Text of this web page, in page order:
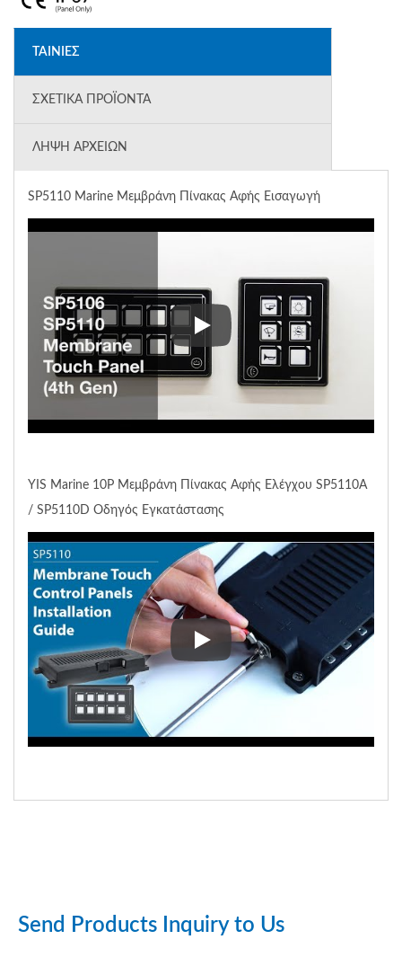
ΤΑΙΝΊΕΣ
ΣΧΕΤΙΚΆ ΠΡΟΪΌΝΤΑ
ΛΉΨΗ ΑΡΧΕΊΩΝ
SP5110 Marine Μεμβράνη Πίνακας Αφής Εισαγωγή
SP5110 Marine Μεμβράνη
YIS Marine 10P Μεμβράνη Πίνακας Αφής Ελέγχου SP5110A
/ SP5110D Οδηγός Εγκατάστασης
YIS Marine 10P Μεμβράνη